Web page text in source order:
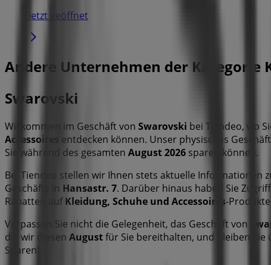
Jetzt geöffnet
Andere Unternehmen der Kategorie
Swarovski
Willkommen im Geschäft von Swarovski bei Tiendeo, wo
Accessoires
entdecken können. Unser physisches
Sie während des gesamten August 2026 sparen können.
Bei Tiendeo stellen wir Ihnen stets aktuelle Informationen
Geschäfts in Hansastr. 7. Darüber hinaus haben Sie
Rabatten aufKleidung, Schuhe und Accessoires-
Verpassen Sie nicht die Gelegenheit, das Geschäft von
die wir diesen Augustfür Sie bereithalten, und bleiben Sie
Sparen!